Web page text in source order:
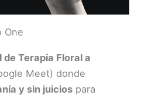
One
Terapia Floral a
Meet) donde
y sin juicios para